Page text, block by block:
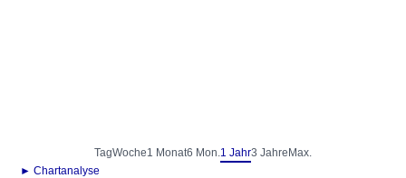
TagWoche1 Monat6 Mon.1 Jahr3 Jahre Max.
► Chartanalyse